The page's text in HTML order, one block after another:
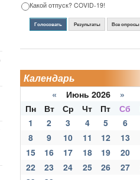
Какой отпуск? COVID-19!
Голосовать Результаты Все опросы
Календарь
« Июнь 2026 »
Пн
Вт Ср Чт Пт Сб
1
2 3 4 5 6
8
9 10 11 12 13
15
16 17 18 19 20
22
23 24 25 26 27